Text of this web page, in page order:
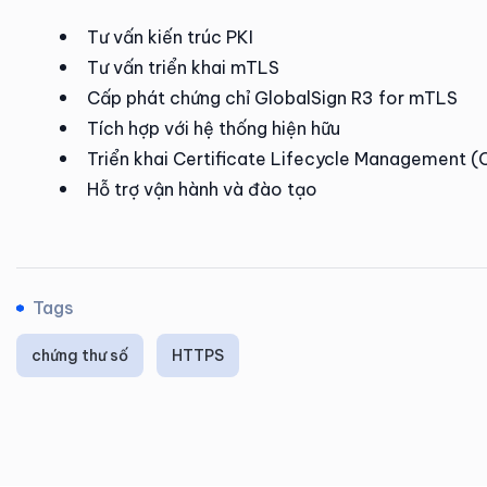
Tư vấn kiến trúc PKI
Tư vấn triển khai mTLS
Cấp phát chứng chỉ GlobalSign R3 for mTLS
Tích hợp với hệ thống hiện hữu
Triển khai Certificate Lifecycle Management
Hỗ trợ vận hành và đào tạo
Tags
chứng thư số HTTPS